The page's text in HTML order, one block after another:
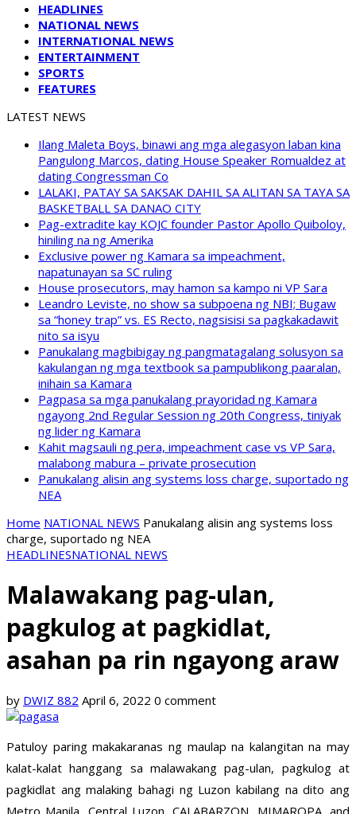
HEADLINES
NATIONAL NEWS
INTERNATIONAL NEWS
ENTERTAINMENT
SPORTS
FEATURES
LATEST NEWS
Ilang Maleta Boys, binawi ang mga alegasyon laban kina
Pangulong Marcos, dating House Speaker Romualdez at
dating Congressman Co
LALAKI, PATAY SA SAKSAK DAHIL SA ALITAN SA TAYA SA
BASKETBALL SA DANAO CITY
Pag-extradite kay KOJC founder Pastor Apollo Quiboloy,
hiniling na ng Amerika
Exclusive power ng Kamara sa impeachment,
napatunayan sa SC ruling
House prosecutors, may hamon sa kampo ni VP Sara
Leandro Leviste, no show sa subpoena ng NBI; Bugaw
sa “honey trap” vs. ES Recto, nagsisisi sa pagkakadawit
nito sa isyu
Panukalang magbibigay ng pangmatagalang solusyon sa
kakulangan ng mga textbook sa pampublikong paaralan,
inihain sa Kamara
Pagpasa sa mga panukalang prayoridad ng Kamara
ngayong 2nd Regular Session ng 20th Congress, tiniyak
ng lider ng Kamara
Kahit magsauli ng pera, impeachment case vs VP Sara,
malabong mabura – private prosecution
Panukalang alisin ang systems loss charge, suportado ng
NEA
Home NATIONAL NEWS Panukalang alisin ang systems loss
charge, suportado ng NEA
HEADLINESNATIONAL NEWS
Malawakang pag-ulan,
pagkulog at pagkidlat,
asahan pa rin ngayong araw
by DWIZ 882 April 6, 2022 0 comment
Patuloy paring makakaranas ng maulap na kalangitan na may
kalat-kalat hanggang sa malawakang pag-ulan, pagkulog at
pagkidlat ang malaking bahagi ng Luzon kabilang na dito ang